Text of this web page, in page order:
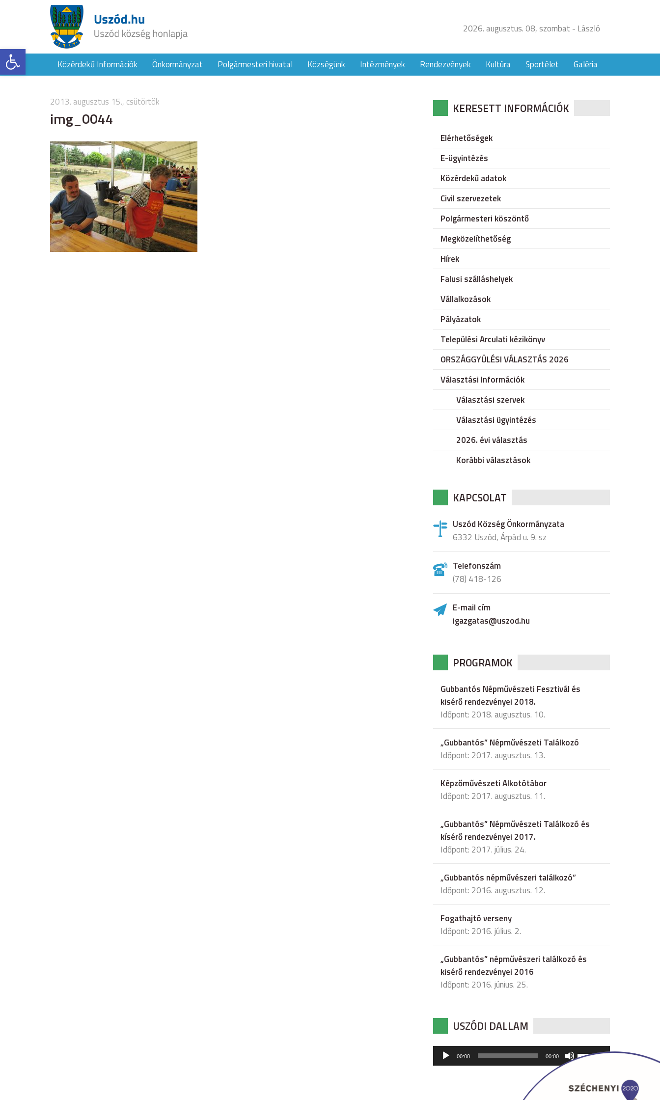
Eszköztár megnyitása
2026. augusztus. 08, szombat - László
Közérdekű Információk Önkormányzat Polgármesteri hivatal Községünk Intézmények Rendezvények Kultúra Sportélet Galéria
2013. augusztus 15., csütörtök
img_0044 KERESETT INFORMÁCIÓK
Elérhetőségek
E-ügyintézés
Közérdekű adatok
Civil szervezetek
Polgármesteri köszöntő
Megközelíthetőség
Hírek
Falusi szálláshelyek
Vállalkozások
Pályázatok
Települési Arculati kézikönyv
ORSZÁGGYÜLÉSI VÁLASZTÁS 2026
Választási Információk
Választási szervek
Választási ügyintézés
2026. évi választás
Korábbi választások
KAPCSOLAT
Uszód Község Önkormányzata
6332 Uszód, Árpád u. 9. sz
Telefonszám
(78) 418-126
E-mail cím
igazgatas@uszod.hu
PROGRAMOK
Gubbantós Népművészeti Fesztivál és
kisérő rendezvényei 2018.
Időpont: 2018. augusztus. 10.
„Gubbantós” Népművészeti Találkozó
Időpont: 2017. augusztus. 13.
Képzőművészeti Alkotótábor
Időpont: 2017. augusztus. 11.
„Gubbantós” Népművészeti Találkozó és
kísérő rendezvényei 2017.
Időpont: 2017. július. 24.
„Gubbantós népművészeri találkozó”
Időpont: 2016. augusztus. 12.
Fogathajtó verseny
Időpont: 2016. július. 2.
„Gubbantós” népművészeri találkozó és
kisérő rendezvényei 2016
Időpont: 2016. június. 25.
USZÓDI DALLAM
Audió
lejátszó
00:00 00:00
hangerő
csökkentéséhez